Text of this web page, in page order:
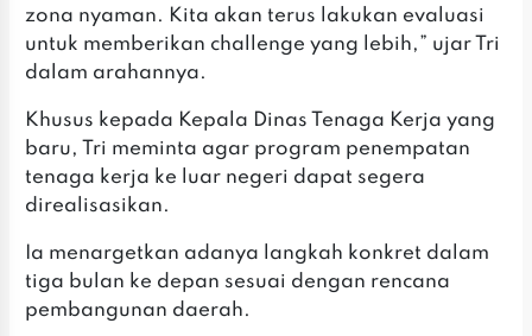
zona nyaman. Kita akan terus lakukan evaluasi
untuk memberikan challenge yang lebih,” ujar Tri
dalam arahannya.
‎Khusus kepada Kepala Dinas Tenaga Kerja yang
baru, Tri meminta agar program penempatan
tenaga kerja ke luar negeri dapat segera
direalisasikan.
‎‎Ia menargetkan adanya langkah konkret dalam
tiga bulan ke depan sesuai dengan rencana
pembangunan daerah.